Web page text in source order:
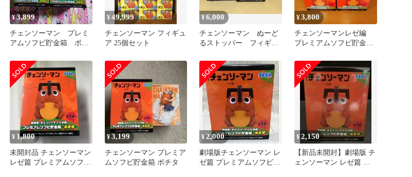
¥3,899
チェンソーマン プレミ
アムソフビ貯金箱 ポチ
¥49,999
チェンソーマン フィギュ
ア 25個セット
¥6,000
チェンソーマン ぬーど
るストッパー フィギュ
箱
¥3,800
チェンソーマンレゼ編
プレミアムソフビ貯金箱
¥ 1,800
未開封品 チェンソーマン
レゼ篇 プレミアムソフビ
¥3,199
チェンソーマン プレミア
ムソフビ貯金箱 ポチタ
¥2,000
劇場版チェンソーマン レ
ゼ篇 プレミアムソフビ貯
¥2,150
【新品未開封】劇場版 チ
ェンソーマン レゼ篇 プ